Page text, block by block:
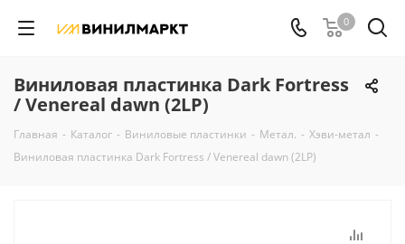
0
Виниловая пластинка Dark Fortress
/ Venereal dawn (2LP)
Главная - Каталог - Виниловые пластинки - Метал. - Хэви-метал -
Виниловая пластинка Dark Fortress / Venereal dawn (2LP)